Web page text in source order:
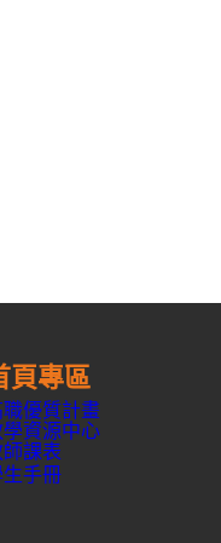
頁專區
優質計畫
資源中心
課表
手冊